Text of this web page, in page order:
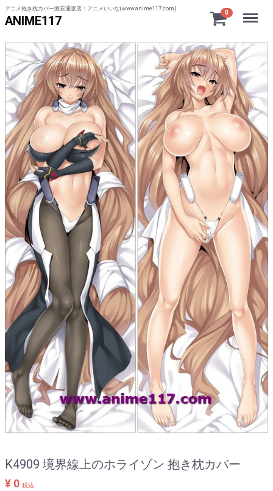
アニメ抱き枕カバー激安通販店：アニメいいな(www.anime117.com)
ANIME117
0 Menu
K4909 境界線上のホライゾン 抱き枕カバー
¥ 0 税込